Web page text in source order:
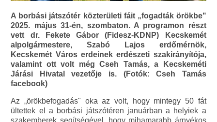
A borbási játszótér közterületi fáit „fogadták örökbe"
2025. május 31-én, szombaton. A programon részt
vett dr. Fekete Gábor (Fidesz-KDNP) Kecskemét
alpolgármestere, Szabó Lajos erdőmérnök,
Kecskemét Város erdeinek erdészeti szakirányítója,
valamint ott volt még Cseh Tamás, a Kecskeméti
Járási Hivatal vezetője is. (Fotók: Cseh Tamás
facebook)
Az „örökbefogadás" oka az volt, hogy mintegy 50 fát
ültettek el a borbási játszótéren januárban a helyiek a